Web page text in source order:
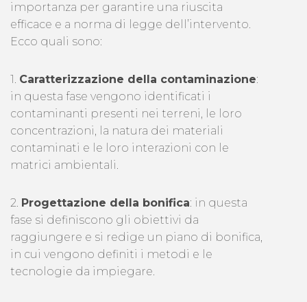
importanza per garantire una riuscita
efficace e a norma di legge dell’intervento.
Ecco quali sono:
1. Caratterizzazione della contaminazione:
in questa fase vengono identificati i
contaminanti presenti nei terreni, le loro
concentrazioni, la natura dei materiali
contaminati e le loro interazioni con le
matrici ambientali.
2. Progettazione della bonifica: in questa
fase si definiscono gli obiettivi da
raggiungere e si redige un piano di bonifica,
in cui vengono definiti i metodi e le
tecnologie da impiegare.